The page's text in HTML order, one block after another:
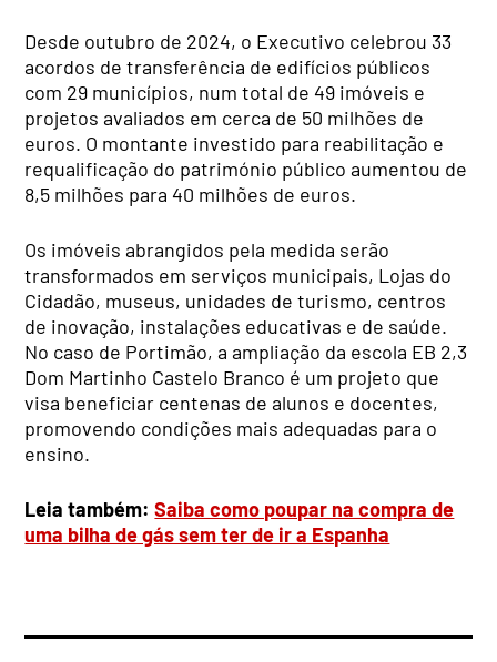
Desde outubro de 2024, o Executivo celebrou 33
acordos de transferência de edifícios públicos
com 29 municípios, num total de 49 imóveis e
projetos avaliados em cerca de 50 milhões de
euros. O montante investido para reabilitação e
requalificação do património público aumentou de
8,5 milhões para 40 milhões de euros.
Os imóveis abrangidos pela medida serão
transformados em serviços municipais, Lojas do
Cidadão, museus, unidades de turismo, centros
de inovação, instalações educativas e de saúde.
No caso de Portimão, a ampliação da escola EB 2,3
Dom Martinho Castelo Branco é um projeto que
visa beneficiar centenas de alunos e docentes,
promovendo condições mais adequadas para o
ensino.
Leia também:Saiba como poupar na compra de
uma bilha de gás sem ter de ir a Espanha